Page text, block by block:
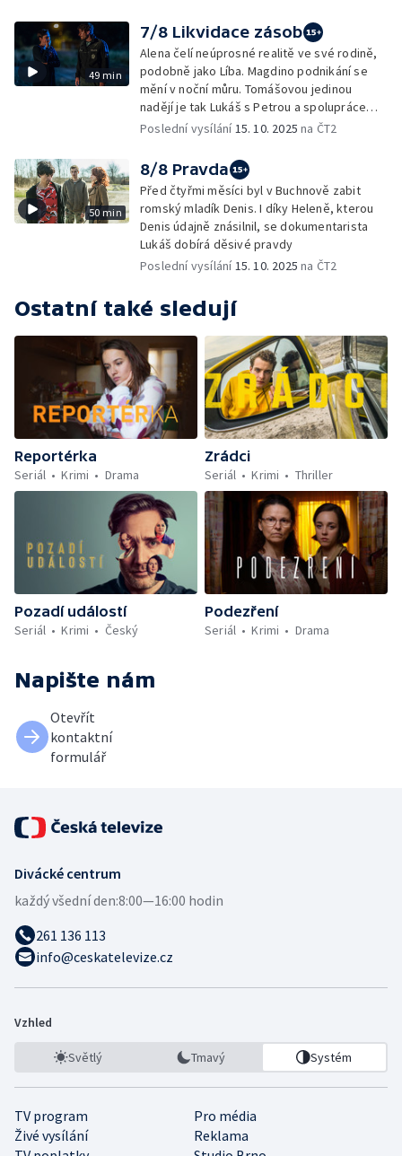
49 min
7/8 Likvidace zásob
Alena čelí neúprosné realitě ve své rodině,
podobně jako Líba. Magdino podnikání se
mění v noční můru. Tomášovou jedinou
nadějí je tak Lukáš s Petrou a spolupráce
s policií
Poslední vysílání15. 10. 2025 na ČT2
50 min
8/8 Pravda
Před čtyřmi měsíci byl v Buchnově zabit
romský mladík Denis. I díky Heleně, kterou
Denis údajně znásilnil, se dokumentarista
Lukáš dobírá děsivé pravdy
Poslední vysílání15. 10. 2025 na ČT2
Ostatní také sledují
Reportérka
Seriál
Krimi Drama
Zrádci
Seriál
Krimi Thriller
Pozadí událostí
Seriál
Krimi Český
Podezření
Seriál
Krimi Drama
Napište nám
Otevřít
kontaktní
formulář
Divácké centrum
každý všední den:8:00—16:00 hodin
261 136 113
info@ceskatelevize.cz
Vzhled
Světlý Tmavý Systém
TV program
Pro média
Živé vysílání
Reklama